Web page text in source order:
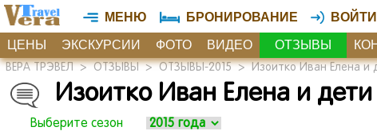
МЕНЮ БРОНИРОВАНИЕ ВОЙТИ
ЦЕНЫ ЭКСКУРСИИ ФОТО ВИДЕО ОТЗЫВЫ
ВЕРА ТРЭВЕЛ>ОТЗЫВЫ>ОТЗЫВЫ-2015>Изоитко Иван Елена и
Изоитко Иван Елена и дети
Выберите сезон